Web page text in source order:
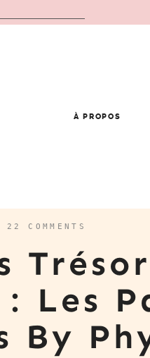
À PROPOS
22 COMMENTS
: Les
By